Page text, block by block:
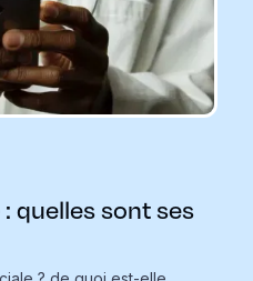
quelles sont ses